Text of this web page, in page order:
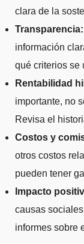
clara de la
Transparencia:
información
qué criterios se
Rentabilidad
importante, no
Revisa el
Costos y
otros costos
pueden tener
Impacto
causas
informes sobre